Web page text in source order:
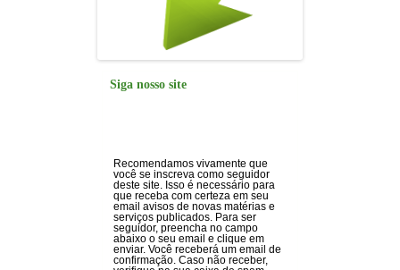
Siga nosso site
Recomendamos vivamente que
você se inscreva como seguidor
deste site. Isso é necessário para
que receba com certeza em seu
email avisos de novas matérias e
serviços publicados. Para ser
seguidor, preencha no campo
abaixo o seu email e clique em
enviar. Você receberá um email de
confirmação. Caso não receber,